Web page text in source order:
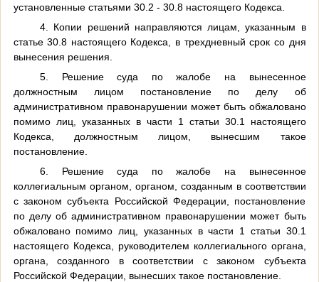
установленные статьями 30.2 - 30.8 настоящего Кодекса.
4. Копии решений направляются лицам, указанным в
статье 30.8 настоящего Кодекса, в трехдневный срок со дня
вынесения решения.
5. Решение суда по жалобе на вынесенное
должностным лицом постановление по делу об
административном правонарушении может быть обжаловано
помимо лиц, указанных в части 1 статьи 30.1 настоящего
Кодекса, должностным лицом, вынесшим такое
постановление.
6. Решение суда по жалобе на вынесенное
коллегиальным органом, органом, созданным в соответствии
с законом субъекта Российской Федерации, постановление
по делу об административном правонарушении может быть
обжаловано помимо лиц, указанных в части 1 статьи 30.1
настоящего Кодекса, руководителем коллегиального органа,
органа, созданного в соответствии с законом субъекта
Российской Федерации, вынесших такое постановление.